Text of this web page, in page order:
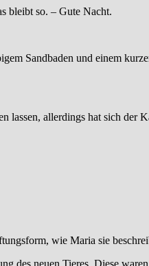
bleibt so. – Gute Nacht.
Sandbaden und einem
lassen, allerdings hat sich der
wie Maria sie
des neuen Tieres. Diese